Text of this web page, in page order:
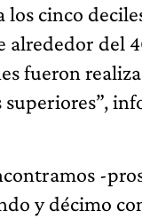
los cinco
alrededor del
fueron
superiores”,
-
y décimo